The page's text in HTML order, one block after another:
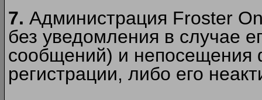
7. Администрация Froster
без уведомления в случае
сообщений) и непосещения
регистрации, либо его